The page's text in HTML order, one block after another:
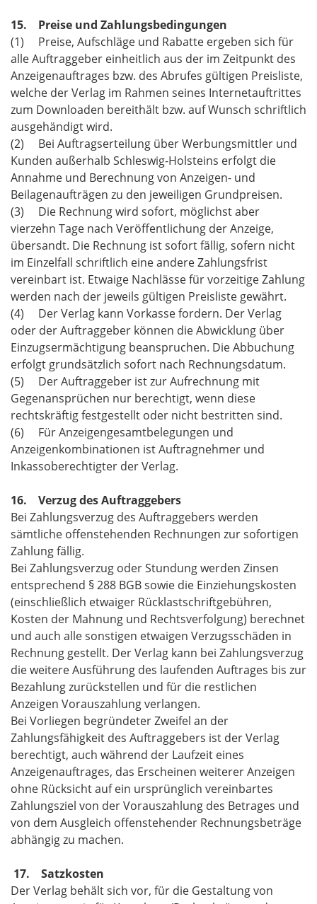
15. Preise und Zahlungsbedingungen
(1) Preise, Aufschläge und Rabatte ergeben sich für
alle Auftraggeber einheitlich aus der im Zeitpunkt des
Anzeigenauftrages bzw. des Abrufes gültigen Preisliste,
welche der Verlag im Rahmen seines Internetauftrittes
zum Downloaden bereithält bzw. auf Wunsch schriftlich
ausgehändigt wird.
(2) Bei Auftragserteilung über Werbungsmittler und
Kunden außerhalb Schleswig-Holsteins erfolgt die
Annahme und Berechnung von Anzeigen- und
Beilagenaufträgen zu den jeweiligen Grundpreisen.
(3) Die Rechnung wird sofort, möglichst aber
vierzehn Tage nach Veröffentlichung der Anzeige,
übersandt. Die Rechnung ist sofort fällig, sofern nicht
im Einzelfall schriftlich eine andere Zahlungsfrist
vereinbart ist. Etwaige Nachlässe für vorzeitige Zahlung
werden nach der jeweils gültigen Preisliste gewährt.
(4) Der Verlag kann Vorkasse fordern. Der Verlag
oder der Auftraggeber können die Abwicklung über
Einzugsermächtigung beanspruchen. Die Abbuchung
erfolgt grundsätzlich sofort nach Rechnungsdatum.
(5) Der Auftraggeber ist zur Aufrechnung mit
Gegenansprüchen nur berechtigt, wenn diese
rechtskräftig festgestellt oder nicht bestritten sind.
(6) Für Anzeigengesamtbelegungen und
Anzeigenkombinationen ist Auftragnehmer und
Inkassoberechtigter der Verlag.
16. Verzug des Auftraggebers
Bei Zahlungsverzug des Auftraggebers werden
sämtliche offenstehenden Rechnungen zur sofortigen
Zahlung fällig.
Bei Zahlungsverzug oder Stundung werden Zinsen
entsprechend § 288 BGB sowie die Einziehungskosten
(einschließlich etwaiger Rücklastschriftgebühren,
Kosten der Mahnung und Rechtsverfolgung) berechnet
und auch alle sonstigen etwaigen Verzugsschäden in
Rechnung gestellt. Der Verlag kann bei Zahlungsverzug
die weitere Ausführung des laufenden Auftrages bis zur
Bezahlung zurückstellen und für die restlichen
Anzeigen Vorauszahlung verlangen.
Bei Vorliegen begründeter Zweifel an der
Zahlungsfähigkeit des Auftraggebers ist der Verlag
berechtigt, auch während der Laufzeit eines
Anzeigenauftrages, das Erscheinen weiterer Anzeigen
ohne Rücksicht auf ein ursprünglich vereinbartes
Zahlungsziel von der Vorauszahlung des Betrages und
von dem Ausgleich offenstehender Rechnungsbeträge
abhängig zu machen.
17. Satzkosten
Der Verlag behält sich vor, für die Gestaltung von